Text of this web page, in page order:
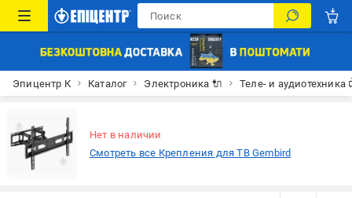
Эпицентр К Каталог Электроника 🔌 Теле- и аудиотехника
Нет в наличии
Смотреть все Крепления для ТВ Gembird